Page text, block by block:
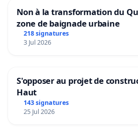
Non à la transformation du
zone de baignade urbaine
218 signatures
3 Jul 2026
S'opposer au projet de
Haut
143 signatures
25 Jul 2026